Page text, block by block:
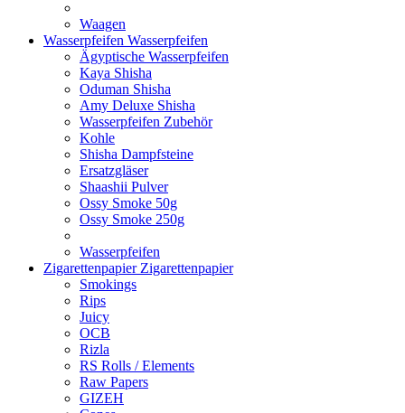
Waagen
Wasserpfeifen Wasserpfeifen
Ägyptische Wasserpfeifen
Kaya Shisha
Oduman Shisha
Amy Deluxe Shisha
Wasserpfeifen Zubehör
Kohle
Shisha Dampfsteine
Ersatzgläser
Shaashii Pulver
Ossy Smoke 50g
Ossy Smoke 250g
Wasserpfeifen
Zigarettenpapier Zigarettenpapier
Smokings
Rips
Juicy
OCB
Rizla
RS Rolls / Elements
Raw Papers
GIZEH